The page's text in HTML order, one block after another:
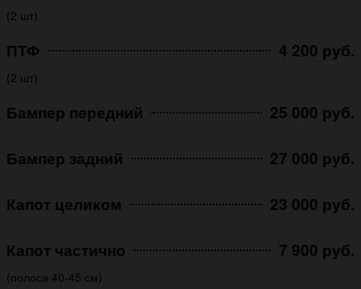
(2 шт)
ПТФ 4 200 руб.
(2 шт)
Бампер передний 25 000 руб.
Бампер задний 27 000 руб.
Капот целиком 23 000 руб.
Капот частично 7 900 руб.
(полоса 40-45 см)